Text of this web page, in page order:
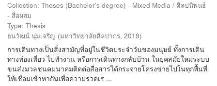
Collection: Theses (Bachelor's degree) - Mixed Media / ศิลปนิพนธ์
- สื่อผสม
Type: Thesis
ธนวัฒน์ นุ่มเจริญ (มหาวิทยาลัยศิลปากร, 2019)
การเดินทางเป็นสิ่งสามัญที่อยู่ในชีวิตประจำวันของมนุษย์ ทั้งการเดิน
ทางท่องเที่ยว ไปทำงาน หรือการเดินทางกลับบ้าน ในยุคสมัยใหม่ระบบ
ขนส่งมวลชนคมนาคมติดต่อสื่อสารได้กระจายโครงข่ายไปในทุกพื้นที่
ให้เชื่อมเข้าหากันเพื่อความรวดเร ...